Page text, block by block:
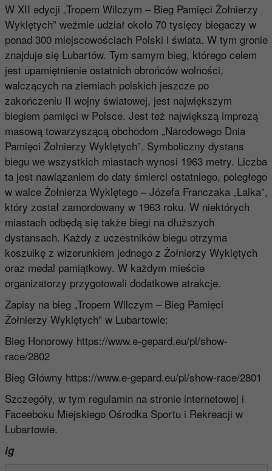
W XII edycji „Tropem Wilczym – Bieg Pamięci Żołnierzy
Wyklętych” weźmie udział około 70 tysięcy biegaczy w
ponad 300 miejscowościach Polski i świata. W tym gronie
znajduje się Lubartów. Tym samym bieg, którego celem
jest upamiętnienie ostatnich obrońców wolności,
walczących na ziemiach polskich jeszcze po
zakończeniu II wojny światowej, jest największym
biegiem pamięci w Polsce. Jest też największą imprezą
masową towarzyszącą obchodom „Narodowego Dnia
Pamięci Żołnierzy Wyklętych”. Symboliczny dystans
biegu we wszystkich miastach wynosi 1963 metry. Liczba
ta jest nawiązaniem do daty śmierci ostatniego, poległego
w walce Żołnierza Wyklętego – Józefa Franczaka „Lalka”,
który został zamordowany w 1963 roku. W niektórych
miastach odbędą się także biegi na dłuższych
dystansach. Każdy z uczestników biegu otrzyma
koszulkę z wizerunkiem jednego z Żołnierzy Wyklętych
oraz medal pamiątkowy. W każdym mieście
organizatorzy przygotowali dodatkowe atrakcje.
Zapisy na bieg „Tropem Wilczym – Bieg Pamięci
Żołnierzy Wyklętych” w Lubartowie:
Bieg Honorowy https://www.e-gepard.eu/pl/show-
race/2802
Bieg Główny https://www.e-gepard.eu/pl/show-race/2801
Szczegóły, w tym regulamin na stronie internetowej i
Faceeboku Miejskiego Ośrodka Sportu i Rekreacji w
Lubartowie.
ig